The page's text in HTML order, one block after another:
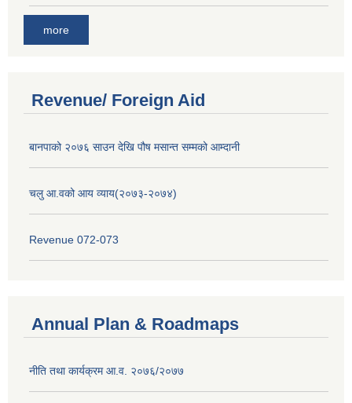
more
Revenue/ Foreign Aid
बानपाको २०७६ साउन देखि पौष मसान्त सम्मको आम्दानी
चलु आ.वको आय व्याय(२०७३-२०७४)
Revenue 072-073
Annual Plan & Roadmaps
नीति तथा कार्यक्रम आ.व. २०७६/२०७७